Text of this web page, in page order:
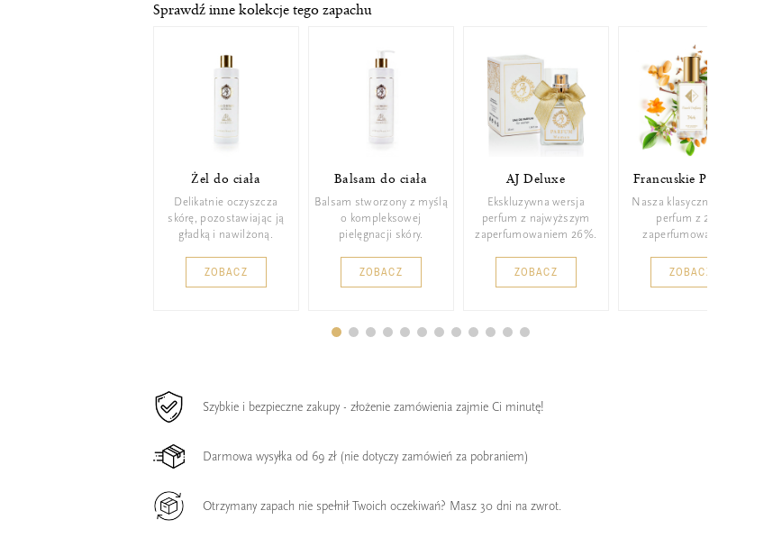
Sprawdź inne kolekcje tego zapachu
Żel do ciała
Delikatnie oczyszcza
skórę, pozostawiając ją
gładką i nawilżoną.
ZOBACZ
Balsam do ciała
Balsam stworzony z myślą
o kompleksowej
pielęgnacji skóry.
ZOBACZ
AJ Deluxe
Ekskluzywna wersja
perfum z najwyższym
zaperfumowaniem 26%.
ZOBACZ
Francuskie Perfumy
Nasza klasyczna wersja
perfum z 22%
zaperfumowaniem.
ZOBACZ
Szybkie i bezpieczne zakupy - złożenie zamówienia zajmie Ci minutę!
Darmowa wysyłka od 69 zł (nie dotyczy zamówień za pobraniem)
Otrzymany zapach nie spełnił Twoich oczekiwań? Masz 30 dni na zwrot.